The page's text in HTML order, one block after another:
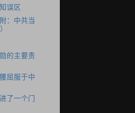
误区
：中共当
的主要责
屈服于中
了一个门